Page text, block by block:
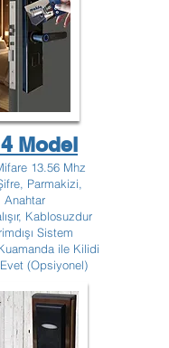
Model
13.56 Mhz
Parmakizi,
Anahtar
Kablosuzdur
Sistem
ile Kilidi
(Opsiyonel)